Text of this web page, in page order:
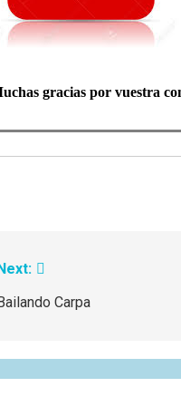
gracias por vuestra
Next:
Bailando Carpa